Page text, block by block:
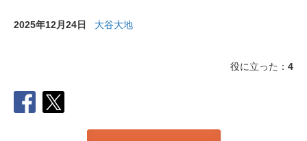
2025年12月24日 大谷大地
役に立った： 4